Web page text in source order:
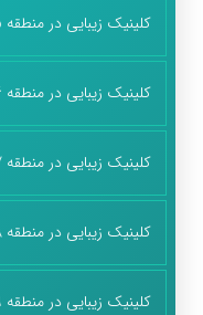
کلینیک زیبایی در منطقه 5
کلینیک زیبایی در منطقه 6
کلینیک زیبایی در منطقه 7
کلینیک زیبایی در منطقه 8
کلینیک زیبایی در منطقه 9